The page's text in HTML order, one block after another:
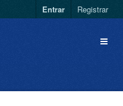
Entrar Registrar